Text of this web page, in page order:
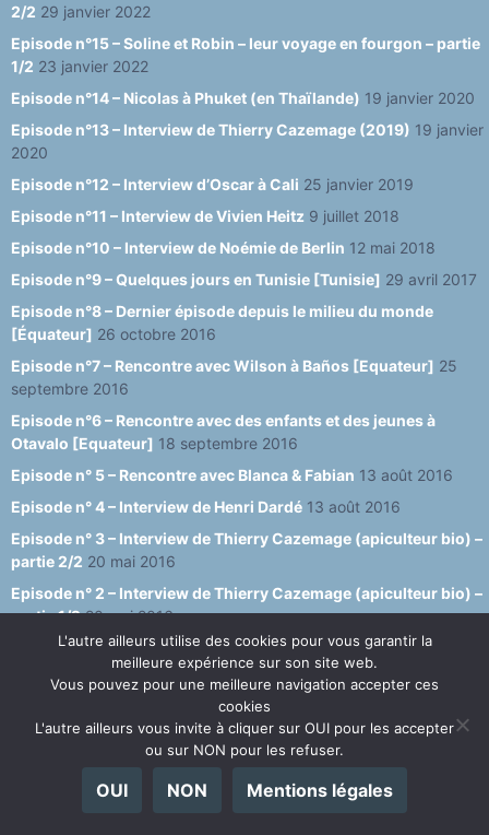
2/2 29 janvier 2022
Episode n°15 – Soline et Robin – leur voyage en fourgon – partie
1/2 23 janvier 2022
Episode n°14 – Nicolas à Phuket (en Thaïlande) 19 janvier 2020
Episode n°13 – Interview de Thierry Cazemage (2019) 19 janvier
2020
Episode n°12 – Interview d’Oscar à Cali 25 janvier 2019
Episode n°11 – Interview de Vivien Heitz 9 juillet 2018
Episode n°10 – Interview de Noémie de Berlin 12 mai 2018
Episode n°9 – Quelques jours en Tunisie [Tunisie] 29 avril 2017
Episode n°8 – Dernier épisode depuis le milieu du monde
[Équateur] 26 octobre 2016
Episode n°7 – Rencontre avec Wilson à Baños [Equateur] 25
septembre 2016
Episode n°6 – Rencontre avec des enfants et des jeunes à
Otavalo [Equateur] 18 septembre 2016
Episode n° 5 – Rencontre avec Blanca & Fabian 13 août 2016
Episode n° 4 – Interview de Henri Dardé 13 août 2016
Episode n° 3 – Interview de Thierry Cazemage (apiculteur bio) –
partie 2/2 20 mai 2016
Episode n° 2 – Interview de Thierry Cazemage (apiculteur bio) –
partie 1/2 20 mai 2016
Episode n° 1 – une semaine en Sicile 20 mai 2016
PAGES :
A propos de l’auteur
Abonnements
L'autre ailleurs utilise des cookies pour vous garantir la
meilleure expérience sur son site web.
Vous pouvez pour une meilleure navigation accepter ces
cookies
L'autre ailleurs vous invite à cliquer sur OUI pour les accepter
ou sur NON pour les refuser.
OUI NON Mentions légales